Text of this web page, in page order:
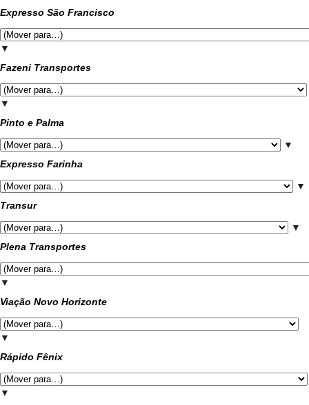
Expresso São Francisco
▼
Fazeni Transportes
▼
Pinto e Palma
▼
Expresso Farinha
▼
Transur
▼
Plena Transportes
▼
Viação Novo Horizonte
▼
Rápido Fênix
▼